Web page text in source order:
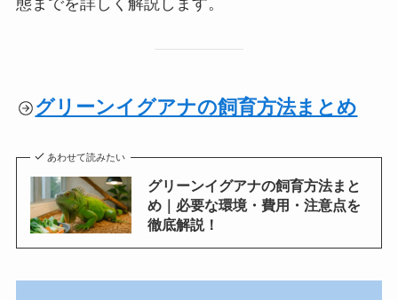
グリーンイグアナの飼育方法まとめ
あわせて読みたい
グリーンイグアナの飼育方法まと
め｜必要な環境・費用・注意点を
徹底解説！